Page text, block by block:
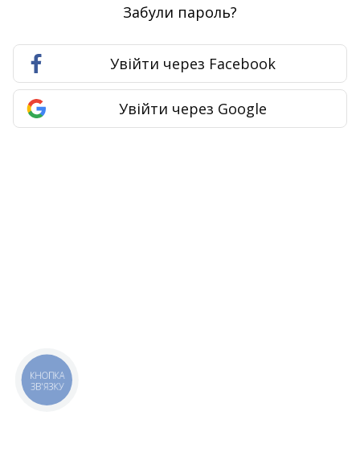
Забули пароль?
Увійти через Facebook
Увійти через Google
КНОПКА
ЗВ'ЯЗКУ